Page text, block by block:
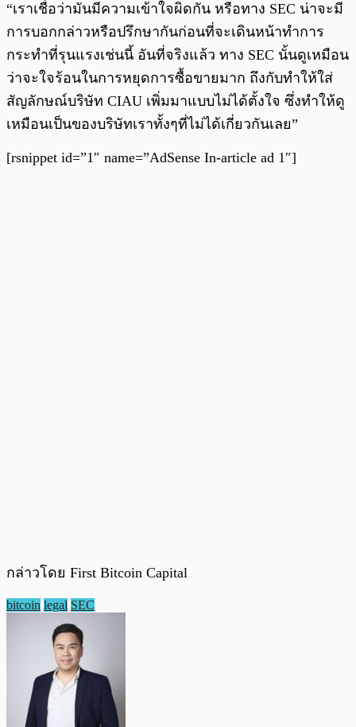
“เราเชื่อว่ามันมีความเข้าใจผิดกัน หรือทาง SEC น่าจะมี
การบอกกล่าวหรือปรึกษากันก่อนที่จะเดินหน้าทำการ
กระทำที่รุนแรงเช่นนี้ อันที่จริงแล้ว ทาง SEC นั้นดูเหมือน
ว่าจะใจร้อนในการหยุดการซื้อขายมาก ถึงกับทำให้ใส่
สัญลักษณ์บริษัท CIAU เพิ่มมาแบบไม่ได้ตั้งใจ ซึ่งทำให้ดู
เหมือนเป็นของบริษัทเราทั้งๆที่ไม่ได้เกี่ยวกันเลย”
[rsnippet id=”1″ name=”AdSense In-article ad 1″]
กล่าวโดย First Bitcoin Capital
bitcoin legal SEC